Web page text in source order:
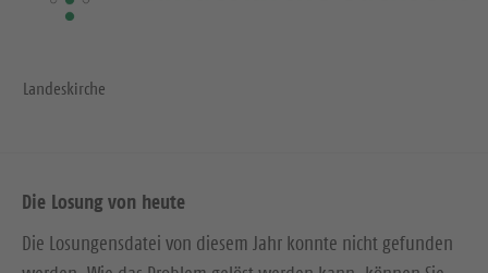
Landeskirche
Die Losung von heute
Die Losungensdatei von diesem Jahr konnte nicht gefunden